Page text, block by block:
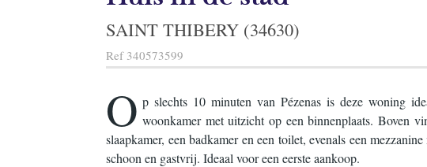
SAINT THIBERY (34630)
Ref 340573599
O p slechts 10 minuten van Pézenas is deze woning
woonkamer met uitzicht op een binnenplaats. Boven
slaapkamer, een badkamer en een toilet, evenals een
schoon en gastvrij. Ideaal voor een eerste aankoop.